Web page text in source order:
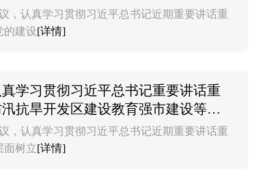
，认真学习贯彻习近平总书记近期重要讲话重
的建设[详情]
学习贯彻习近平总书记重要讲话重
抗旱开发区建设教育强市建设等工
，认真学习贯彻习近平总书记近期重要讲话重
面树立[详情]